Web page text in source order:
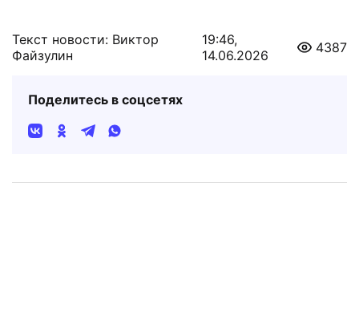
Текст новости: Виктор
Файзулин
19:46,
14.06.2026
4387
Поделитесь в соцсетях